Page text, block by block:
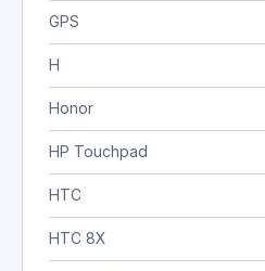
GPS
H
Honor
HP Touchpad
HTC
HTC 8X